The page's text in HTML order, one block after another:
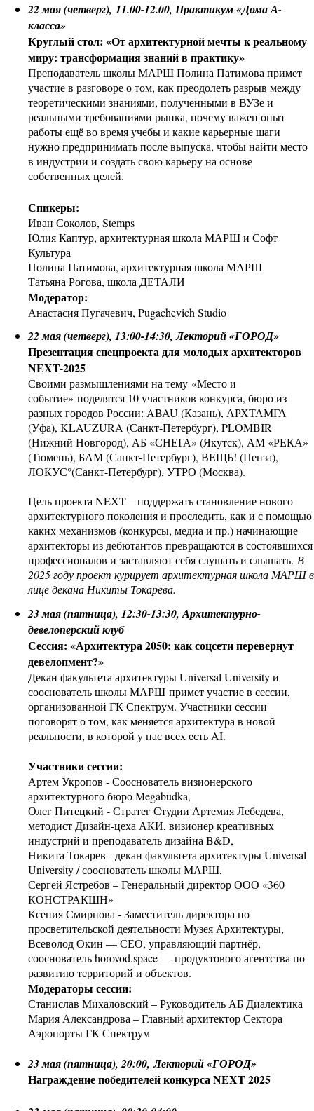
22 мая (четверг), 11.00-12.00, Практикум «Дома А-
класса»
Круглый стол: «От архитектурной мечты к реальному
миру: трансформация знаний в практику»
Преподаватель школы МАРШ Полина Патимова примет
участие в разговоре о том, как преодолеть разрыв между
теоретическими знаниями, полученными в ВУЗе и
реальными требованиями рынка, почему важен опыт
работы ещё во время учебы и какие карьерные шаги
нужно предпринимать после выпуска, чтобы найти место
в индустрии и создать свою карьеру на основе
собственных целей.
Спикеры:
Иван Соколов, Stemps
Юлия Каптур, архитектурная школа МАРШ и Софт
Культура
Полина Патимова, архитектурная школа МАРШ
Татьяна Рогова, школа ДЕТАЛИ
Модератор:
Анастасия Пугачевич, Pugachevich Studio
22 мая (четверг), 13:00-14:30, Лекторий «ГОРОД»
Презентация спецпроекта для молодых архитекторов
NEXT-2025
Своими размышлениями на тему «Место и
событие» поделятся 10 участников конкурса, бюро из
разных городов России: ABAU (Казань), АРХТАМГА
(Уфа), KLAUZURA (Санкт-Петербург), PLOMBIR
(Нижний Новгород), АБ «СНЕГА» (Якутск), АМ «РЕКА»
(Тюмень), БАМ (Санкт-Петербург), ВЕЩЬ! (Пенза),
ЛОКУС°(Санкт-Петербург), УТРО (Москва).
Цель проекта NEXT – поддержать становление нового
архитектурного поколения и проследить, как и с помощью
каких механизмов (конкурсы, медиа и пр.) начинающие
архитекторы из дебютантов превращаются в состоявшихся
профессионалов и заставляют себя слушать и слышать. В
2025 году проект курирует архитектурная школа МАРШ в
лице декана Никиты Токарева.
23 мая (пятница), 12:30-13:30, Архитектурно-
девелоперский клуб
Сессия: «Архитектура 2050: как соцсети перевернут
девелопмент?»
Декан факультета архитектуры Universal University и
сооснователь школы МАРШ примет участие в сессии,
организованной ГК Спектрум. Участники сессии
поговорят о том, как меняется архитектура в новой
реальности, в которой у нас всех есть AI.
Участники сессии:
Артем Укропов - Сооснователь визионерского
архитектурного бюро Megabudka,
Олег Питецкий - Стратег Студии Артемия Лебедева,
методист Дизайн-цеха АКИ, визионер креативных
индустрий и преподаватель дизайна B&D,
Никита Токарев - декан факультета архитектуры Universal
University / сооснователь школы МАРШ,
Сергей Ястребов – Генеральный директор ООО «360
КОНСТРАКШН»
Ксения Смирнова - Заместитель директора по
просветительской деятельности Музея Архитектуры,
Всеволод Окин — СЕО, управляющий партнёр,
сооснователь horovod.space — продуктового агентства по
развитию территорий и объектов.
Модераторы сессии:
Станислав Михаловский – Руководитель АБ Диалектика
Мария Александрова – Главный архитектор Сектора
Аэропорты ГК Спектрум
23 мая (пятница), 20:00, Лекторий «ГОРОД»
Награждение победителей конкурса NEXT 2025